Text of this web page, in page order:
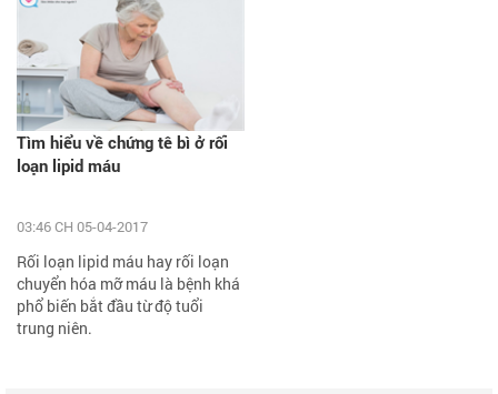
Tìm hiểu về chứng tê bì ở rối
loạn lipid máu
03:46 CH 05-04-2017
Rối loạn lipid máu hay rối loạn
chuyển hóa mỡ máu là bệnh khá
phổ biến bắt đầu từ độ tuổi
trung niên.